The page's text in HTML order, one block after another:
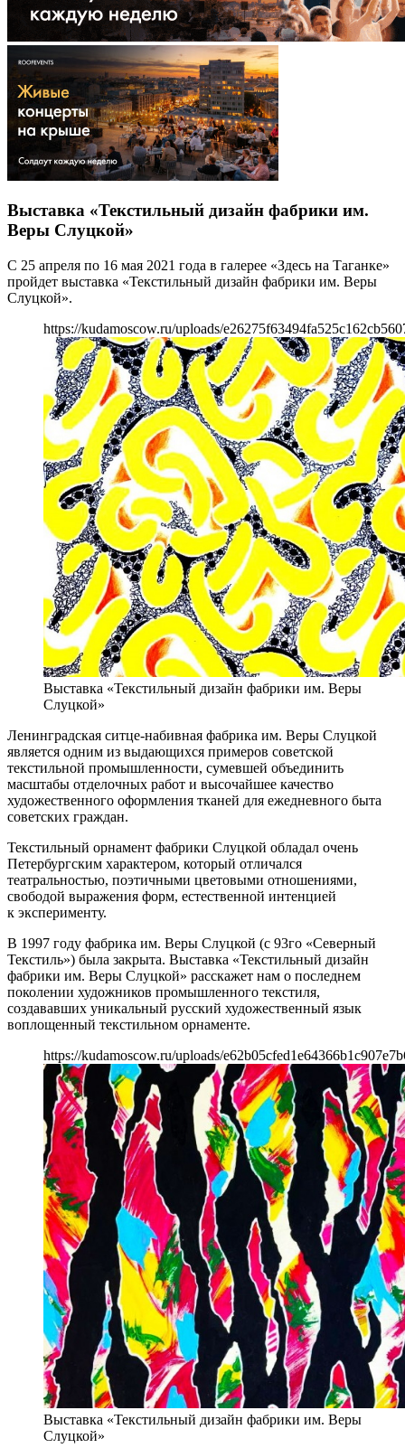
Выставка «Текстильный дизайн фабрики им.
Веры Слуцкой»
С 25 апреля по 16 мая 2021 года в галерее «Здесь на Таганке»
пройдет выставка «Текстильный дизайн фабрики им. Веры
Слуцкой».
https://kudamoscow.ru/uploads/
Выставка «Текстильный дизайн фабрики им. Веры
Слуцкой»
Ленинградская ситце-набивная фабрика им. Веры Слуцкой
является одним из выдающихся примеров советской
текстильной промышленности, сумевшей объединить
масштабы отделочных работ и высочайшее качество
художественного оформления тканей для ежедневного быта
советских граждан.
Текстильный орнамент фабрики Слуцкой обладал очень
Петербургским характером, который отличался
театральностью, поэтичными цветовыми отношениями,
свободой выражения форм, естественной интенцией
к эксперименту.
В 1997 году фабрика им. Веры Слуцкой (с 93го «Северный
Текстиль») была закрыта. Выставка «Текстильный дизайн
фабрики им. Веры Слуцкой» расскажет нам о последнем
поколении художников промышленного текстиля,
создававших уникальный русский художественный язык
воплощенный текстильном орнаменте.
https://kudamoscow.ru/uploads/
Выставка «Текстильный дизайн фабрики им. Веры
Слуцкой»